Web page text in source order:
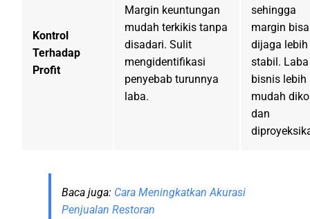
Kontrol
Terhadap
Profit
Margin keuntungan
mudah terkikis tanpa
disadari. Sulit
mengidentifikasi
penyebab turunnya
laba.
sehingga
margin bisa
dijaga lebih
stabil. Laba
bisnis lebih
mudah
dan
Baca juga: Cara Meningkatkan Akurasi
Penjualan Restoran